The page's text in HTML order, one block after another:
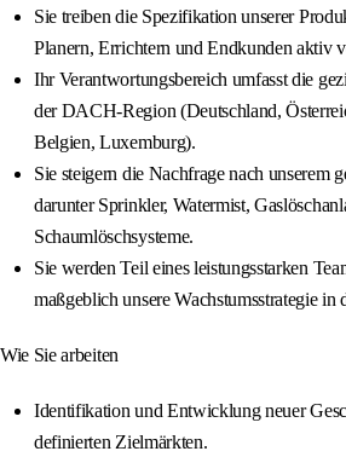
Sie treiben die Spezifikation unserer
Planern, Errichtern und Endkunden aktiv
Ihr Verantwortungsbereich umfasst die
der DACH‑Region (Deutschland,
Belgien, Luxemburg).
Sie steigern die Nachfrage nach unserem
darunter Sprinkler, Watermist,
Schaumlöschsysteme.
Sie werden Teil eines leistungsstarken
maßgeblich unsere Wachstumsstrategie in
Wie Sie arbeiten
Identifikation und Entwicklung neuer
definierten Zielmärkten.